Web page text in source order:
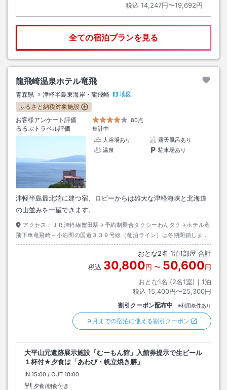
税込 14,247円〜19,692円
全ての宿泊プランを見る
龍飛崎温泉ホテル竜飛
青森県 津軽半島東海岸・龍飛崎
地図
ふるさと納税対象施設
お客様アンケート評価
80点
るるぶトラベル評価
集計中
大浴場あり
露天風呂あり
温泉
駐車場あり
津軽半島最北端に建つ宿、ロビーからは雄大な津軽海峡と北海道
の山並みを一望できます。
アクセス：
ＪＲ津軽線蟹田駅→予約制乗合タクシーわんタク→ホテル竜
飛下車竜飛崎～小泊間の国道３３９号線（竜泊ライン）は冬期閉鎖しま
す。
おとな2名 1泊1部屋 合計
税込 30,800円 〜 50,600円
おとな1名 (2名1室)｜ 1泊
税込 15,400円〜25,300円
割引クーポン配布中 ※利用条件あり
９月までの宿泊に使える割引クーポン
大平山元遺跡展示施設「むーもん館」入館券提示で生ビール
１杯付★夕食は「あわび・帆立焼き膳」
IN チェックイン
15:00 / OUT チェックアウト
10:00
夕食/朝食付き